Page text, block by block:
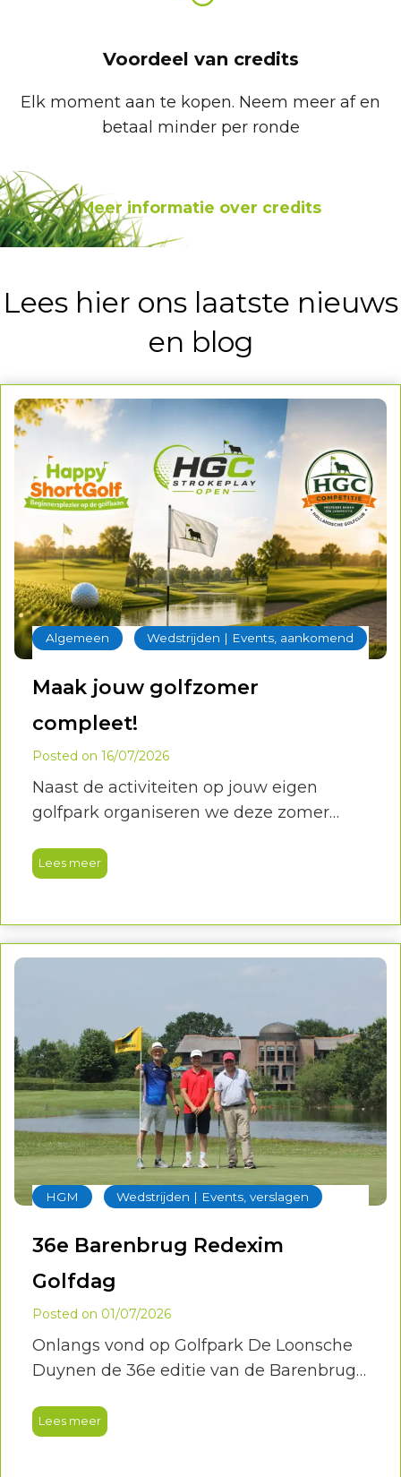
Voordeel van credits
Elk moment aan te kopen. Neem meer af en
betaal minder per ronde
Meer informatie over credits
Lees hier ons laatste nieuws
en blog
Algemeen ‐ Wedstrijden | Events, aankomend
Maak jouw golfzomer
compleet!
Posted on 16/07/2026
Naast de activiteiten op jouw eigen
golfpark organiseren we deze zomer
Golfclub activiteiten. Een leuke manier
Lees meer
HGM ‐ Wedstrijden | Events, verslagen
36e Barenbrug Redexim
Golfdag
Posted on 01/07/2026
Onlangs vond op Golfpark De Loonsche
Duynen de 36e editie van de Barenbrug
binnen de Nederlandse golf- en
Lees meer